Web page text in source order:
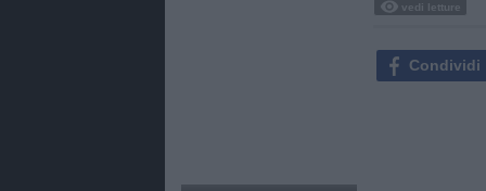
vedi letture
Condividi